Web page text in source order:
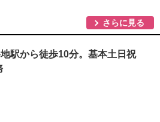
さらに見る
駅から徒歩10分。基本土日祝